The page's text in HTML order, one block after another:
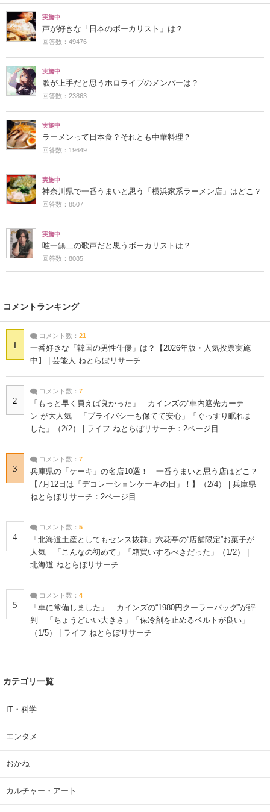
実施中
声が好きな「日本のボーカリスト」は？
回答数：49476
実施中
歌が上手だと思うホロライブのメンバーは？
回答数：23863
実施中
ラーメンって日本食？それとも中華料理？
回答数：19649
実施中
神奈川県で一番うまいと思う「横浜家系ラーメン店」はどこ？
回答数：8507
実施中
唯一無二の歌声だと思うボーカリストは？
回答数：8085
コメントランキング
1
コメント数： 21
一番好きな「韓国の男性俳優」は？【2026年版・人気投票実施
中】 | 芸能人 ねとらぼリサーチ
2
コメント数： 7
「もっと早く買えば良かった」 カインズの“車内遮光カーテ
ン”が大人気 「プライバシーも保てて安心」「ぐっすり眠れま
した」（2/2） | ライフ ねとらぼリサーチ：2ページ目
3
コメント数： 7
兵庫県の「ケーキ」の名店10選！ 一番うまいと思う店はどこ？
【7月12日は「デコレーションケーキの日」！】（2/4） | 兵庫県
ねとらぼリサーチ：2ページ目
4
コメント数： 5
「北海道土産としてもセンス抜群」六花亭の“店舗限定”お菓子が
人気 「こんなの初めて」「箱買いするべきだった」（1/2） |
北海道 ねとらぼリサーチ
5
コメント数： 4
「車に常備しました」 カインズの“1980円クーラーバッグ”が評
判 「ちょうどいい大きさ」「保冷剤を止めるベルトが良い」
（1/5） | ライフ ねとらぼリサーチ
カテゴリ一覧
IT・科学
エンタメ
おかね
カルチャー・アート